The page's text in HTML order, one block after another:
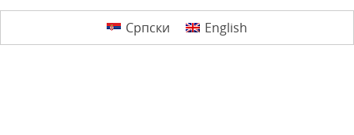
Српски English